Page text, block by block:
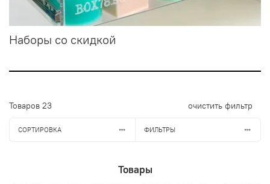
Наборы со скидкой
Товаров 23 очистить фильтр
СОРТИРОВКА ФИЛЬТРЫ
Товары